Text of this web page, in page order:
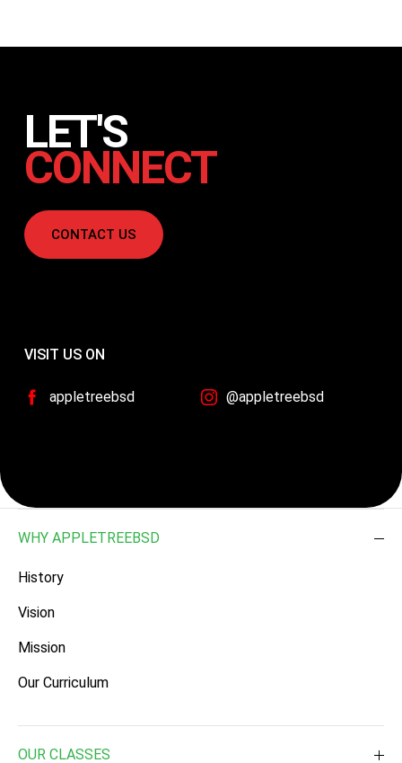
LET'S
CONNECT
CONTACT US
VISIT US ON
appletreebsd @appletreebsd
WHY APPLETREEBSD
History
Vision
Mission
Our Curriculum
OUR CLASSES